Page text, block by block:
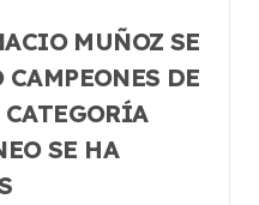
DE
SE HA